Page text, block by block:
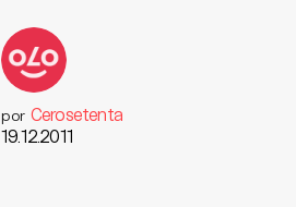
por Cerosetenta
19.12.2011